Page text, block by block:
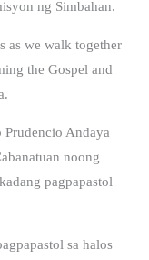
ng Simbahan.
as we walk together
the Gospel and
Andaya
noong
pagpapastol
sa halos